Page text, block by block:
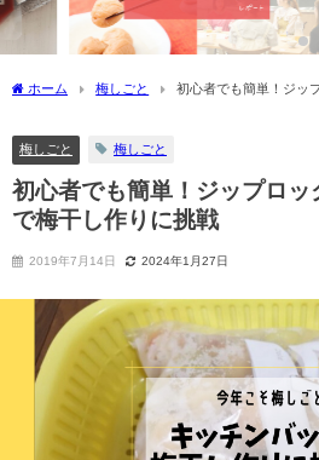
ホーム 梅しごと
初心者でも簡単！ジッ
梅しごと 梅しごと
初心者でも簡単！ジップロッ
で梅干し作りに挑戦
2019年7月14日 2024年1月27日